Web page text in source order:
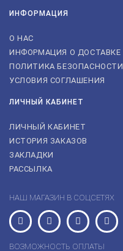
ИНФОРМАЦИЯ
О НАС
ИНФОРМАЦИЯ О ДОСТАВКЕ
ПОЛИТИКА БЕЗОПАСНОСТИ
УСЛОВИЯ СОГЛАШЕНИЯ
ЛИЧНЫЙ КАБИНЕТ
ЛИЧНЫЙ КАБИНЕТ
ИСТОРИЯ ЗАКАЗОВ
ЗАКЛАДКИ
РАССЫЛКА
НАШ МАГАЗИН В СОЦСЕТЯХ
ВОЗМОЖНОСТЬ ОПЛАТЫ